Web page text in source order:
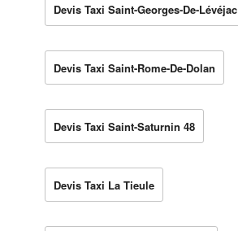
Devis Taxi Saint-Georges-De-Lévéjac
Devis Taxi Saint-Rome-De-Dolan
Devis Taxi Saint-Saturnin 48
Devis Taxi La Tieule